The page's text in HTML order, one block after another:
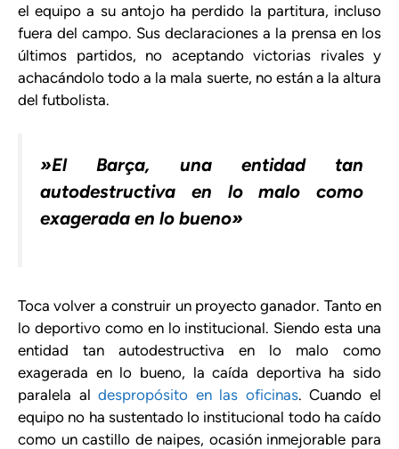
el equipo a su antojo ha perdido la partitura, incluso
fuera del campo. Sus declaraciones a la prensa en los
últimos partidos, no aceptando victorias rivales y
achacándolo todo a la mala suerte, no están a la altura
del futbolista.
»El Barça, una entidad tan
autodestructiva en lo malo como
exagerada en lo bueno»
Toca volver a construir un proyecto ganador. Tanto en
lo deportivo como en lo institucional. Siendo esta una
entidad tan autodestructiva en lo malo como
exagerada en lo bueno, la caída deportiva ha sido
paralela aldespropósito en las oficinas. Cuando el
equipo no ha sustentado lo institucional todo ha caído
como un castillo de naipes, ocasión inmejorable para